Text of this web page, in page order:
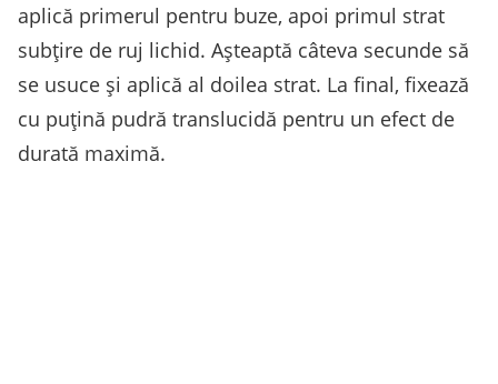
aplică primerul pentru buze, apoi primul strat
subțire de ruj lichid. Așteaptă câteva secunde să
se usuce și aplică al doilea strat. La final, fixează
cu puțină pudră translucidă pentru un efect de
durată maximă.